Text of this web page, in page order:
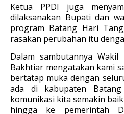
Ketua PPDI juga
dilaksanakan Bupati dan
program Batang Hari
rasakan perubahan itu
Dalam sambutannya
Bakhtiar mengatakan kami
bertatap muka dengan
ada di kabupaten Batang
komunikasi kita semakin
hingga ke pemerintah